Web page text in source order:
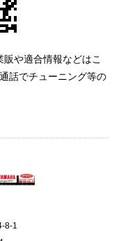
や適合情報などはこ
話でチューニング等の
8-1